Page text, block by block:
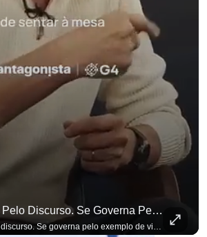
Não Se Governa Pelo Discurso. Se Governa Pelo Exemplo De Vida", Alfineta Ronaldo Caiado